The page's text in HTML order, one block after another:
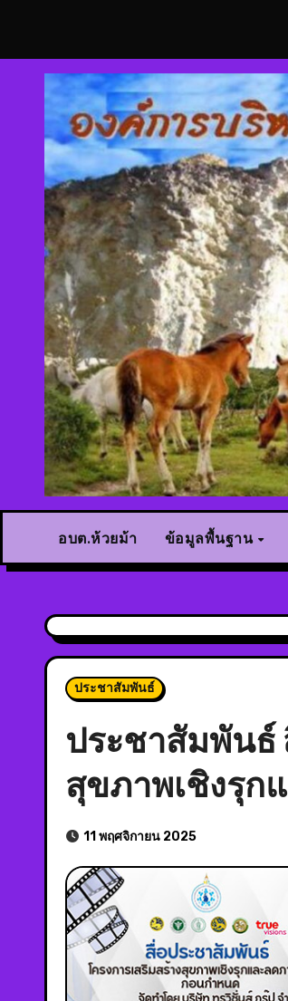
อบต.ห้วยม้า ข้อมูลพื้นฐาน
ประชาสัมพันธ์
ประชาสัมพันธ์
สุขภาพเชิงรุก
11 พฤศจิกายน 2025